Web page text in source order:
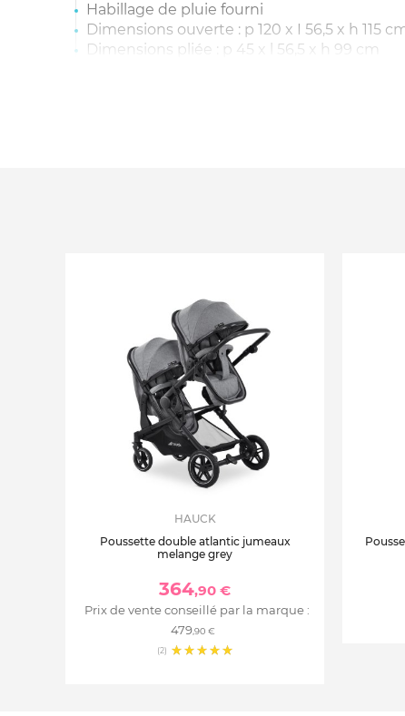
Habillage de pluie fourni
Dimensions ouverte : p 120 x I 56,5 x h 115
Dimensions pliée : p 45 x l 56,5 x h 99 cm
HAUCK
Poussette double atlantic jumeaux
melange grey
364,90 €
Prix de vente conseillé par la marque :
479,90 €
(2)